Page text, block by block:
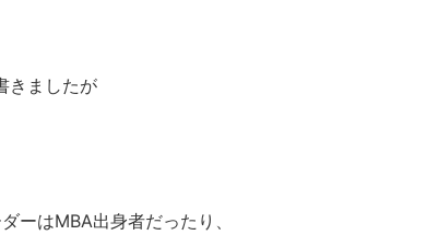
きましたが
ーはMBA出身者だったり、